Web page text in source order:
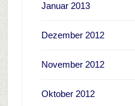
Januar 2013
Dezember 2012
November 2012
Oktober 2012